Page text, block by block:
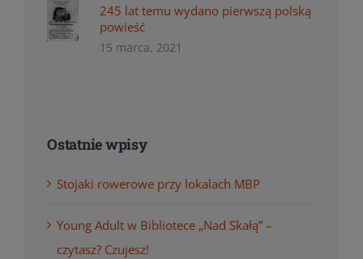
245 lat temu wydano pierwszą polską
powieść
15 marca, 2021
Ostatnie wpisy
Stojaki rowerowe przy lokalach MBP
Young Adult w Bibliotece „Nad Skałą” –
czytasz? Czujesz!